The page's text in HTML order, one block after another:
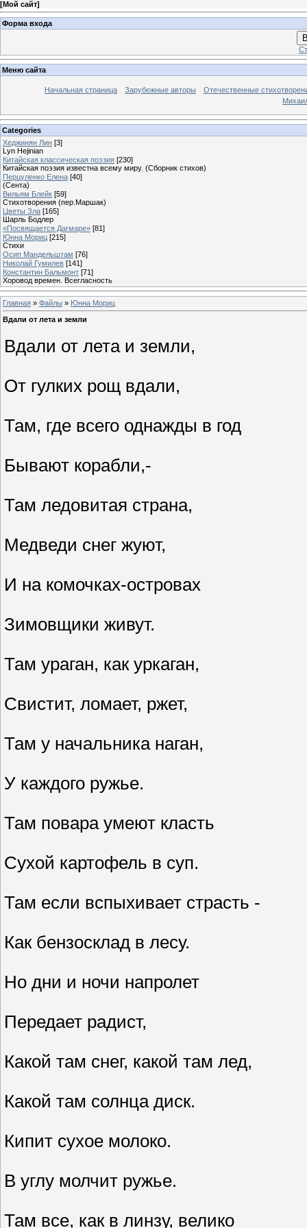
[Мой сайт]
Форма входа
Меню сайта
Начальная страница Зарубежные авторы
Отечественные
Categories
Хеджинян Лин [3]
Lyn Hejinian
Китайская классическая поэзия [230]
Китайская поэзия известна всему миру. (Сборник стихов)
Перцуленко Елена [40]
(Сента)
Вильям Блейк [59]
Стихотворения (пер.Маршак)
Цветы Зла [165]
Шарль Бодлер
«Посвящается Дагмаре» [81]
Юнна Мориц [215]
Стихи
Осип Мандельштам [76]
Николай Гумилев [141]
Константин Бальмонт [71]
Хоровод времен. Всегласность
Главная » Файлы » Юнна Мориц
Вдали от лета и земли
Вдали от лета и земли,
От гулких рощ вдали,
Там, где всего однажды в год
Бывают корабли,-
Там ледовитая страна,
Медведи снег жуют,
И на комочках-островах
Зимовщики живут.
Там ураган, как уркаган,
Свистит, ломает, ржет,
Там у начальника наган,
У каждого ружье.
Там повара умеют класть
Сухой картофель в суп.
Там если вспыхивает страсть -
Как бензосклад в лесу.
Но дни и ночи напролет
Передает радист,
Какой там снег, какой там лед,
Какой там солнца диск.
Кипит сухое молоко.
В углу молчит ружье.
Там все, как в линзу, велико